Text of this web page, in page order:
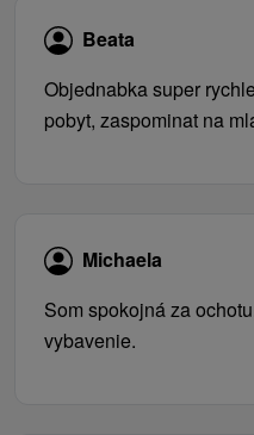
Beata
Objednabka super
pobyt, zaspominat na
Michaela
Som spokojná za
vybavenie.